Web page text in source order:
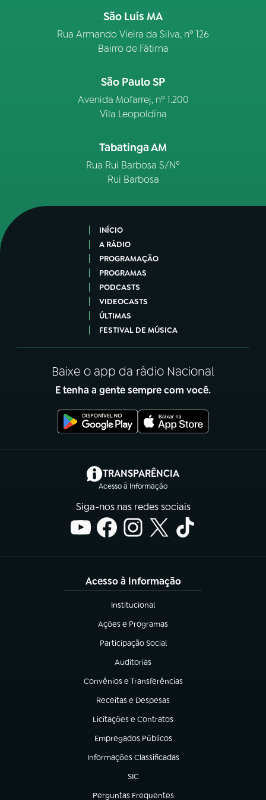
São Luís MA
Rua Armando Vieira da Silva, nº 126
Bairro de Fátima
São Paulo SP
Avenida Mofarrej, nº 1.200
Vila Leopoldina
Tabatinga AM
Rua Rui Barbosa S/Nº
Rui Barbosa
INÍCIO
A RÁDIO
PROGRAMAÇÃO
PROGRAMAS
PODCASTS
VIDEOCASTS
ÚLTIMAS
FESTIVAL DE MÚSICA
Baixe o app da rádio Nacional
E tenha a gente sempre com você.
TRANSPARÊNCIA
Acesso à Informação
(abre em nova aba)
Siga-nos nas redes sociais
Acesso à Informação
Institucional
(abre em nova aba)
Ações e Programas
(abre em nova aba)
Participação Social
(abre em nova aba)
Auditorias
(abre em nova aba)
Convênios e Transferências
(abre em nova aba)
Receitas e Despesas
(abre em nova aba)
Licitações e Contratos
(abre em nova aba)
Empregados Públicos
(abre em nova aba)
Informações Classificadas
(abre em nova aba)
SIC
(abre em nova aba)
Perguntas Frequentes